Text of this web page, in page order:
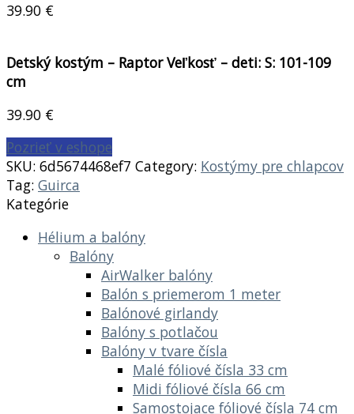
39.90 €
Detský kostým – Raptor Veľkosť – deti: S: 101-109
cm
39.90 €
Pozrieť v eshope
SKU: 6d5674468ef7 Category: Kostýmy pre chlapcov
Tag: Guirca
Kategórie
Hélium a balóny
Balóny
AirWalker balóny
Balón s priemerom 1 meter
Balónové girlandy
Balóny s potlačou
Balóny v tvare čísla
Malé fóliové čísla 33 cm
Midi fóliové čísla 66 cm
Samostojace fóliové čísla 74 cm